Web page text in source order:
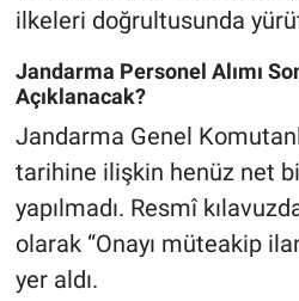
ilkeleri doğrultusunda
Jandarma Personel Alımı
Açıklanacak?
Jandarma Genel
tarihine ilişkin henüz net
yapılmadı. Resmî
olarak “Onayı müteakip
yer aldı.